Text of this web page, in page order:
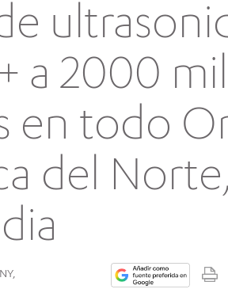
a 2000
en todo
del Norte,